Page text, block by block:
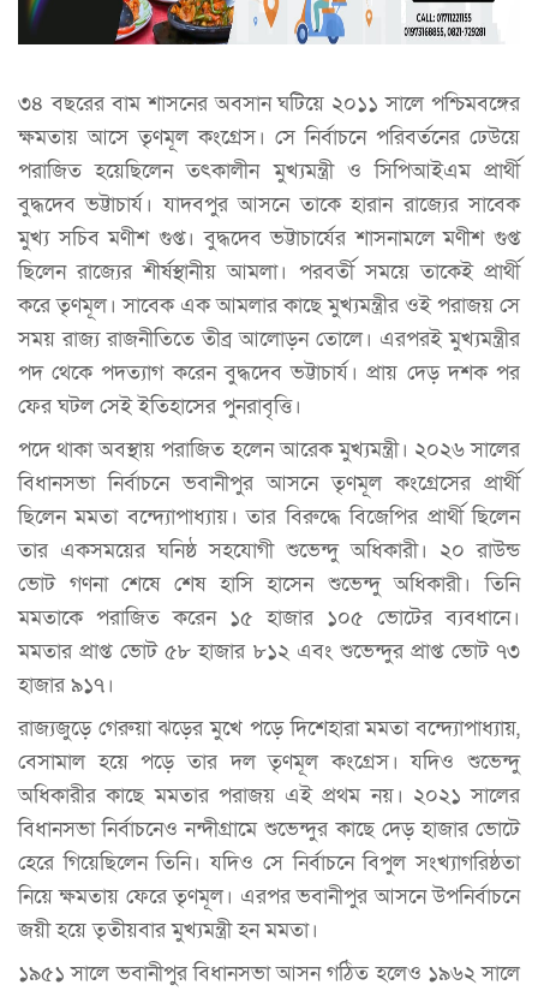
৩৪ বছরের বাম শাসনের অবসান ঘটিয়ে ২০১১ সালে পশ্চিমবঙ্গের
ক্ষমতায় আসে তৃণমূল কংগ্রেস। সে নির্বাচনে পরিবর্তনের ঢেউয়ে
পরাজিত হয়েছিলেন তৎকালীন মুখ্যমন্ত্রী ও সিপিআইএম প্রার্থী
বুদ্ধদেব ভট্টাচার্য। যাদবপুর আসনে তাকে হারান রাজ্যের সাবেক
মুখ্য সচিব মণীশ গুপ্ত। বুদ্ধদেব ভট্টাচার্যের শাসনামলে মণীশ গুপ্ত
ছিলেন রাজ্যের শীর্ষস্থানীয় আমলা। পরবর্তী সময়ে তাকেই প্রার্থী
করে তৃণমূল। সাবেক এক আমলার কাছে মুখ্যমন্ত্রীর ওই পরাজয় সে
সময় রাজ্য রাজনীতিতে তীব্র আলোড়ন তোলে। এরপরই মুখ্যমন্ত্রীর
পদ থেকে পদত্যাগ করেন বুদ্ধদেব ভট্টাচার্য। প্রায় দেড় দশক পর
ফের ঘটল সেই ইতিহাসের পুনরাবৃত্তি।
পদে থাকা অবস্থায় পরাজিত হলেন আরেক মুখ্যমন্ত্রী। ২০২৬ সালের
বিধানসভা নির্বাচনে ভবানীপুর আসনে তৃণমূল কংগ্রেসের প্রার্থী
ছিলেন মমতা বন্দ্যোপাধ্যায়। তার বিরুদ্ধে বিজেপির প্রার্থী ছিলেন
তার একসময়ের ঘনিষ্ঠ সহযোগী শুভেন্দু অধিকারী। ২০ রাউন্ড
ভোট গণনা শেষে শেষ হাসি হাসেন শুভেন্দু অধিকারী। তিনি
মমতাকে পরাজিত করেন ১৫ হাজার ১০৫ ভোটের ব্যবধানে।
মমতার প্রাপ্ত ভোট ৫৮ হাজার ৮১২ এবং শুভেন্দুর প্রাপ্ত ভোট ৭৩
হাজার ৯১৭।
রাজ্যজুড়ে গেরুয়া ঝড়ের মুখে পড়ে দিশেহারা মমতা বন্দ্যোপাধ্যায়,
বেসামাল হয়ে পড়ে তার দল তৃণমূল কংগ্রেস। যদিও শুভেন্দু
অধিকারীর কাছে মমতার পরাজয় এই প্রথম নয়। ২০২১ সালের
বিধানসভা নির্বাচনেও নন্দীগ্রামে শুভেন্দুর কাছে দেড় হাজার ভোটে
হেরে গিয়েছিলেন তিনি। যদিও সে নির্বাচনে বিপুল সংখ্যাগরিষ্ঠতা
নিয়ে ক্ষমতায় ফেরে তৃণমূল। এরপর ভবানীপুর আসনে উপনির্বাচনে
জয়ী হয়ে তৃতীয়বার মুখ্যমন্ত্রী হন মমতা।
১৯৫১ সালে ভবানীপুর বিধানসভা আসন গঠিত হলেও ১৯৬২ সালে